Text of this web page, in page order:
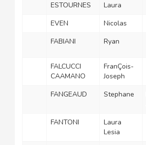
ESTOURNES Laura
EVEN Nicolas
FABIANI Ryan
FALCUCCI
CAAMANO
FranÇois-
Joseph
FANGEAUD Stephane
FANTONI
Laura
Lesia